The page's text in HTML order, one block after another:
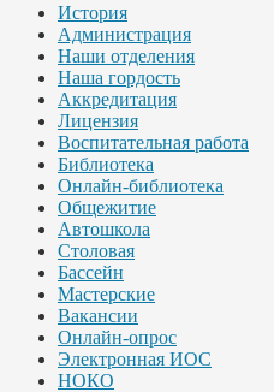
История
Администрация
Наши отделения
Наша гордость
Аккредитация
Лицензия
Воспитательная работа
Библиотека
Онлайн-библиотека
Общежитие
Автошкола
Столовая
Бассейн
Мастерские
Вакансии
Онлайн-опрос
Электронная ИОС
НОКО